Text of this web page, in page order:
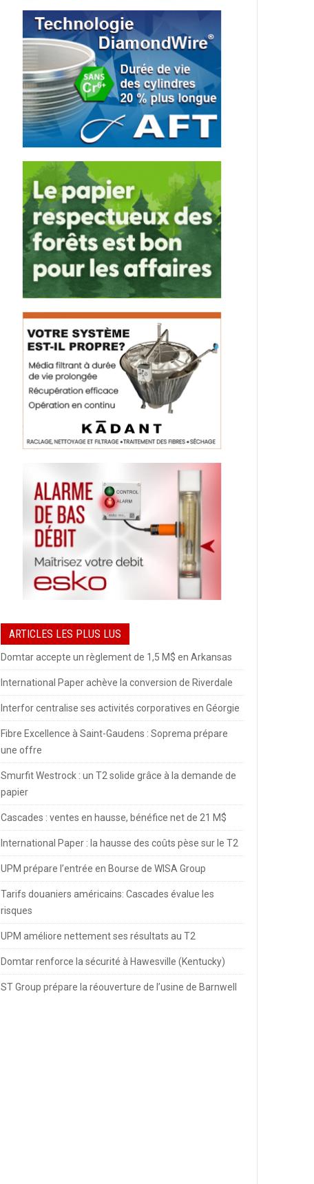
ARTICLES LES PLUS LUS
Domtar accepte un règlement de 1,5 M$ en Arkansas
International Paper achève la conversion de Riverdale
Interfor centralise ses activités corporatives en Géorgie
Fibre Excellence à Saint-Gaudens : Soprema prépare
une offre
Smurfit Westrock : un T2 solide grâce à la demande de
papier
Cascades : ventes en hausse, bénéfice net de 21 M$
International Paper : la hausse des coûts pèse sur le T2
UPM prépare l’entrée en Bourse de WISA Group
Tarifs douaniers américains: Cascades évalue les
risques
UPM améliore nettement ses résultats au T2
Domtar renforce la sécurité à Hawesville (Kentucky)
ST Group prépare la réouverture de l’usine de Barnwell